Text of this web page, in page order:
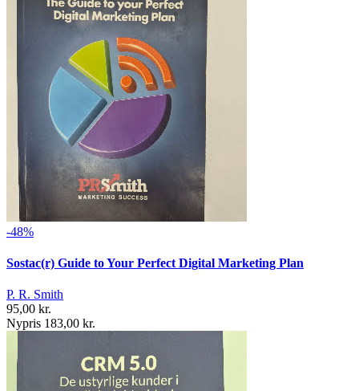
-48%
Sostac(r) Guide to Your Perfect Digital Marketing Plan
P. R. Smith
95,00 kr.
Nypris 183,00 kr.